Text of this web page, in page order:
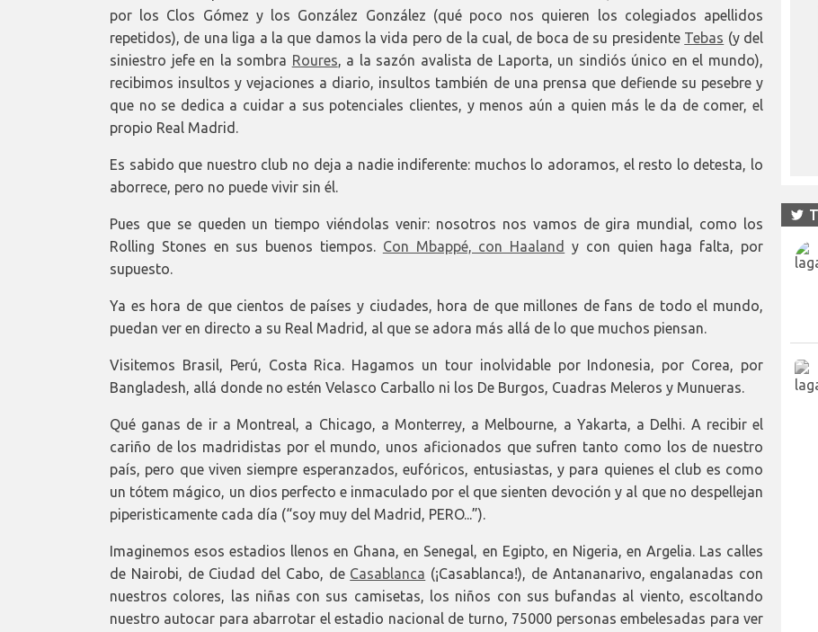
por los Clos Gómez y los González González (qué poco nos quieren los colegiados apellidos
repetidos), de una liga a la que damos la vida pero de la cual, de boca de su presidente Tebas (y del
siniestro jefe en la sombra Roures, a la sazón avalista de Laporta, un sindiós único en el mundo),
recibimos insultos y vejaciones a diario, insultos también de una prensa que defiende su pesebre y
que no se dedica a cuidar a sus potenciales clientes, y menos aún a quien más le da de comer, el
propio Real Madrid.
Es sabido que nuestro club no deja a nadie indiferente: muchos lo adoramos, el resto lo detesta, lo
aborrece, pero no puede vivir sin él.
Pues que se queden un tiempo viéndolas venir: nosotros nos vamos de gira mundial, como los
Rolling Stones en sus buenos tiempos. Con Mbappé, con Haaland
y con quien haga falta, por
supuesto.
Ya es hora de que cientos de países y ciudades, hora de que millones de fans de todo el mundo,
puedan ver en directo a su Real Madrid, al que se adora más allá de lo que muchos piensan.
Visitemos Brasil, Perú, Costa Rica. Hagamos un tour inolvidable por Indonesia, por Corea, por
Bangladesh, allá donde no estén Velasco Carballo ni los De Burgos, Cuadras Meleros y Munueras.
Qué ganas de ir a Montreal, a Chicago, a Monterrey, a Melbourne, a Yakarta, a Delhi. A recibir el
cariño de los madridistas por el mundo, unos aficionados que sufren tanto como los de nuestro
país, pero que viven siempre esperanzados, eufóricos, entusiastas, y para quienes el club es como
un tótem mágico, un dios perfecto e inmaculado por el que sienten devoción y al que no despellejan
piperisticamente cada día (“soy muy del Madrid, PERO...”).
Imaginemos esos estadios llenos en Ghana, en Senegal, en Egipto, en Nigeria, en Argelia. Las calles
de Nairobi, de Ciudad del Cabo, de Casablanca (¡Casablanca!), de Antananarivo, engalanadas con
nuestros colores, las niñas con sus camisetas, los niños con sus bufandas al viento, escoltando
nuestro autocar para abarrotar el estadio nacional de turno, 75000 personas embelesadas para ver